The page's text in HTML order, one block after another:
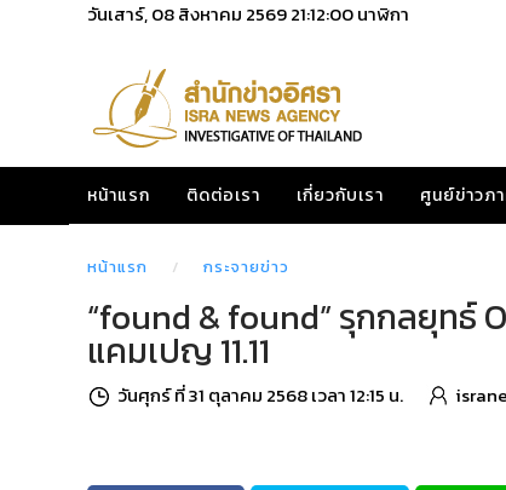
วันเสาร์, 08 สิงหาคม 256921:12:00นาฬิกา
หน้าแรก ติดต่อเรา เกี่ยวกับเรา ศูนย์ข่าวภ
หน้าแรก กระจายข่าว
“found & found” รุกกลยุทธ์
แคมเปญ 11.11
วันศุกร์ ที่ 31 ตุลาคม 2568 เวลา 12:15 น.